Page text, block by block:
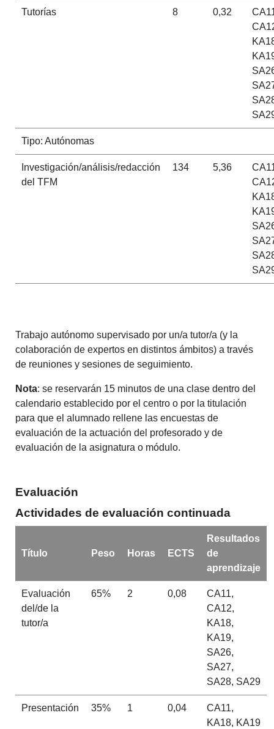
Tutorías 8 0,32
Tipo: Autónomas
Investigación/análisis/redacción
del TFM
134 5,36
Trabajo autónomo supervisado por un/a tutor/a (y la
colaboración de expertos en distintos ámbitos) a través
de reuniones y sesiones de seguimiento.
Nota: se reservarán 15 minutos de una clase dentro del
calendario establecido por el centro o por la titulación
para que el alumnado rellene las encuestas de
evaluación de la actuación del profesorado y de
evaluación de la asignatura o módulo.
Evaluación
Actividades de evaluación continuada
Título Peso Horas ECTS
Resultados
de
aprendizaje
Evaluación
del/de la
tutor/a
65% 2 0,08
CA11,
CA12,
KA18,
KA19,
SA26,
SA27,
SA28, SA29
Presentación 35% 1 0,04
CA11,
KA18, KA19